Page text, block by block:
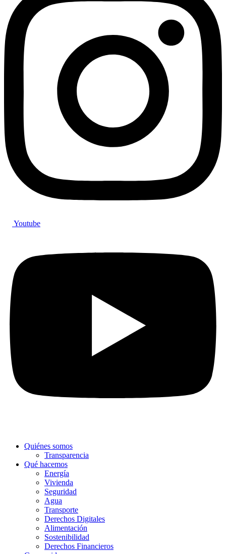
Youtube
Quiénes somos
Transparencia
Qué hacemos
Energía
Vivienda
Seguridad
Agua
Transporte
Derechos Digitales
Alimentación
Sostenibilidad
Derechos Financieros